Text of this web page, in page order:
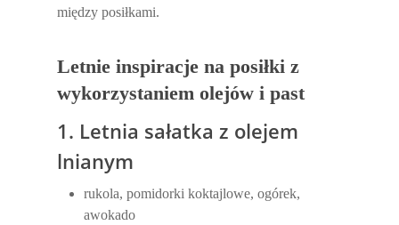
między posiłkami.
Letnie inspiracje na posiłki z
wykorzystaniem olejów i past
1. Letnia sałatka z olejem
lnianym
rukola, pomidorki koktajlowe, ogórek,
awokado